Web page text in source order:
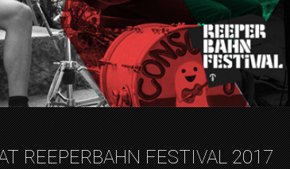
REEPERBAHN FESTIVAL 2017